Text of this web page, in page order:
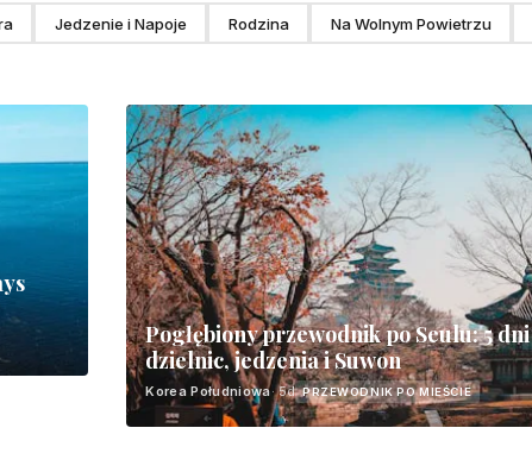
Jedzenie i Napoje Rodzina Na Wolnym Powietrzu
Pogłębiony przewodnik po Seulu: 5 dni
dzielnic, jedzenia i Suwon
Korea Południowa· 5d PRZEWODNIK PO MIEŚCIE